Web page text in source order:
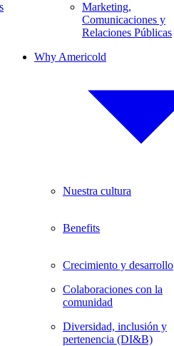
Marketing,
Comunicaciones y
Relaciones Públicas
Why Americold
Nuestra cultura
Benefits
Crecimiento y desarrollo
Colaboraciones con la
comunidad
Diversidad, inclusión y
pertenencia (DI&B)